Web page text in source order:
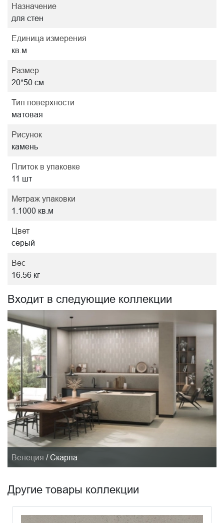
Назначение
для стен
Единица измерения
кв.м
Размер
20*50 см
Тип поверхности
матовая
Рисунок
камень
Плиток в упаковке
11 шт
Метраж упаковки
1.1000 кв.м
Цвет
серый
Вес
16.56 кг
Входит в следующие коллекции
Венеция / Скарпа
Другие товары коллекции